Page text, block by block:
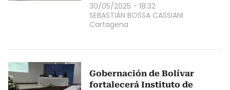
30/05/2025 - 18:32
SEBASTIÁN BOSSA CASSIANI
Cartagena
Gobernación de Bolívar
fortalecerá Instituto de